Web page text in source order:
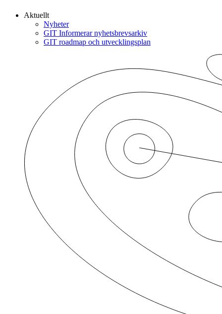
Aktuellt
Nyheter
GIT Informerar nyhetsbrevsarkiv
GIT roadmap och utvecklingsplan